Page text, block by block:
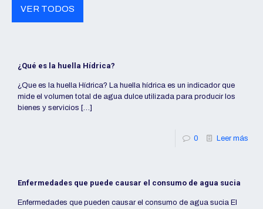
VER TODOS
¿Qué es la huella Hídrica?
¿Que es la huella Hídrica? La huella hídrica es un indicador que
mide el volumen total de agua dulce utilizada para producir los
bienes y servicios […]
0 Leer más
Enfermedades que puede causar el consumo de agua sucia
Enfermedades que pueden causar el consumo de agua sucia El